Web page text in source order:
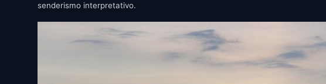
senderismo interpretativo.